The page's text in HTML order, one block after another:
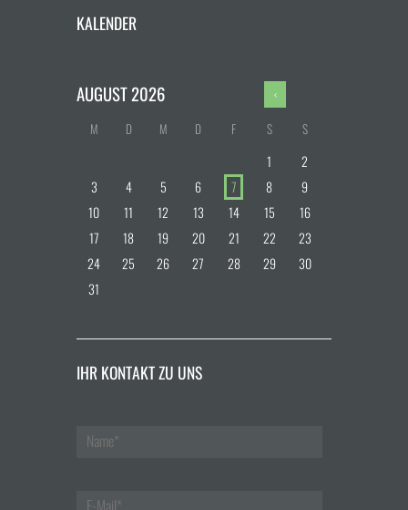
KALENDER
AUGUST2026
M D M D F S S
1
2
3
4 5 6 7 8
9
10
11 12 13 14 15
16
17
18 19 20 21 22
23
24
25 26 27 28 29
30
31
IHR KONTAKT ZU UNS